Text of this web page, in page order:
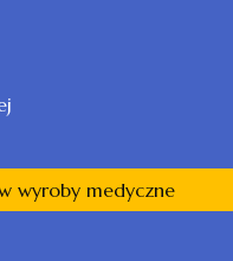
wyroby medyczne